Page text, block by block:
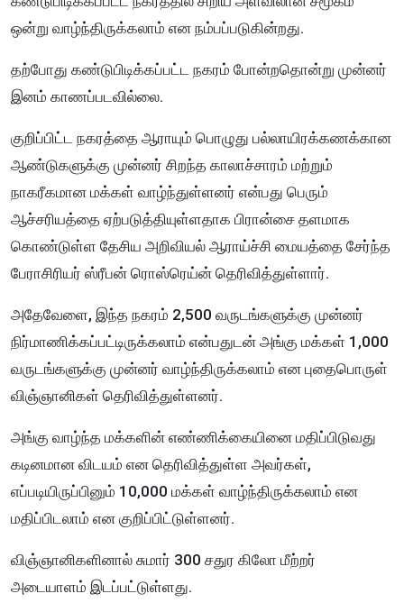
ஒன்று வாழ்ந்திருக்கலாம் என நம்பப்படுகின்றது.
தற்போது கண்டுபிடிக்கப்பட்ட நகரம் போன்றதொன்று முன்னர்
இனம் காணப்படவில்லை.
குறிப்பிட்ட நகரத்தை ஆராயும் பொழுது பல்லாயிரக்கணக்கான
ஆண்டுகளுக்கு முன்னர் சிறந்த காலாச்சாரம் மற்றும்
நாகரீகமான மக்கள் வாழ்ந்துள்ளனர் என்பது பெரும்
ஆச்சரியத்தை ஏற்படுத்தியுள்ளதாக பிரான்சை தளமாக
கொண்டுள்ள தேசிய அறிவியல் ஆராய்ச்சி மையத்தை சேர்ந்த
பேராசிரியர் ஸ்ரீபன் ரொஸ்ரெய்ன் தெரிவித்துள்ளார்.
அதேவேளை, இந்த நகரம் 2,500 வருடங்களுக்கு முன்னர்
நிர்மாணிக்கப்பட்டிருக்கலாம் என்பதுடன் அங்கு மக்கள் 1,000
வருடங்களுக்கு முன்னர் வாழ்ந்திருக்கலாம் என புதைபொருள்
விஞ்ஞானிகள் தெரிவித்துள்ளனர்.
அங்கு வாழ்ந்த மக்களின் எண்ணிக்கையினை மதிப்பிடுவது
கடினமான விடயம் என தெரிவித்துள்ள அவர்கள்,
எப்படியிருப்பினும் 10,000 மக்கள் வாழ்ந்திருக்கலாம் என
மதிப்பிடலாம் என குறிப்பிட்டுள்ளனர்.
விஞ்ஞானிகளினால் சுமார் 300 சதுர கிலோ மீற்றர்
அடையாளம் இடப்பட்டுள்ளது.